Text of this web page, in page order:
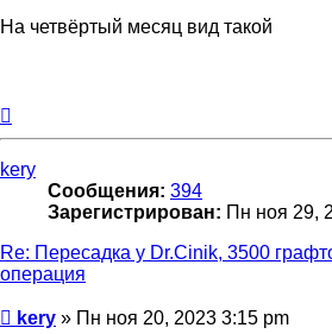
На четвёртый месяц вид такой
kery
Сообщения: 394
Зарегистрирован: Пн ноя 29,
Re: Пересадка у Dr.Cinik, 3500
операция
Сообщение
kery » Пн ноя 20, 2023 3:15 pm